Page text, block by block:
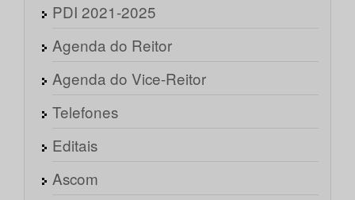
PDI 2021-2025
Agenda do Reitor
Agenda do Vice-Reitor
Telefones
Editais
Ascom